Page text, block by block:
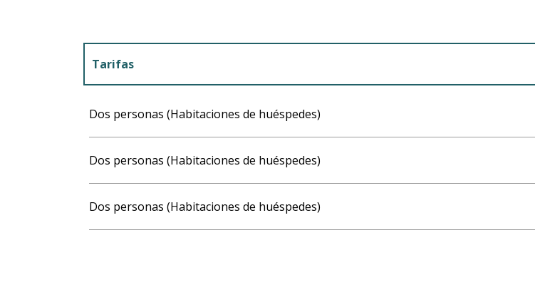
Tarifas
Dos personas (Habitaciones de huéspedes)
Dos personas (Habitaciones de huéspedes)
Dos personas (Habitaciones de huéspedes)